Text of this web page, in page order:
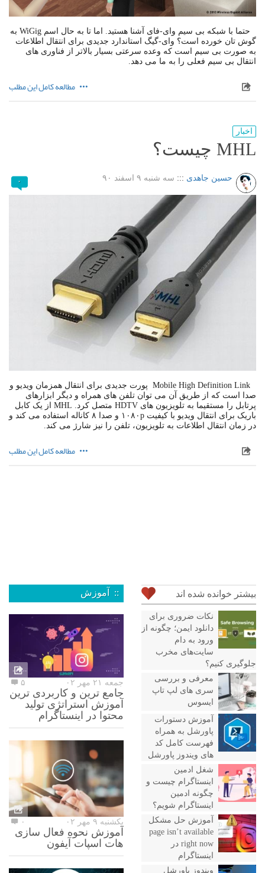
حتما با شبکه بی سیم وای-فای آشنا هستید. اما تا به حال اسم WiGig به
گوش تان خورده است؟ وای-گیگ استاندارد جدیدی برای انتقال اطلاعات
به صورت بی سیم است که وعده سرعتی بسیار بالاتر از فناوری های
انتقال بی سیم فعلی را به ما می دهد.
مطالعه کامل این مطلب
اخبار
MHL چیست؟
حسین جاهدی ::: سه شنبه ۹ اسفند ۹۰ ۰
Mobile High Definition Link پورت جدیدی برای انتقال همزمان ویدیو و
صدا است که از طریق آن می توان تلفن های همراه و دیگر ابزارهای
پرتابل را مستقیما به تلویزیون های HDTV متصل کرد. MHL از یک کابل
باریک برای انتقال ویدیو با کیفیت ۱۰۸۰p و صدا ۸ کاناله استفاده می کند و
در زمان انتقال اطلاعات به تلویزیون، تلفن را نیز شارژ می کند.
مطالعه کامل این مطلب
بیشتر خوانده شده اند
نکات ضروری برای
دانلود ایمن؛ چگونه از
ورود به دام
سایت‌های مخرب
جلوگیری کنیم؟
معرفی و بررسی
سری های لپ تاپ
ایسوس
آموزش دستورات
پاورشل به همراه
فهرست کامل کد
های ویندوز پاورشل
شغل ادمین
اینستاگرام چیست و
چگونه ادمین
اینستاگرام شویم؟
آموزش حل مشکل
page isn’t available
right now در
اینستاگرام
ویندوز پاورشل
:: آموزش
جمعه ۲۱ مهر ۰۲ ۵
جامع ترین و کاربردی ترین
آموزش استراتژی تولید
محتوا در اینستاگرام
یکشنبه ۹ مهر ۰۲ ۰
آموزش نحوه فعال سازی
هات اسپات آیفون